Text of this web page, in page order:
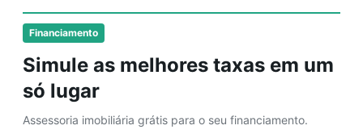
Financiamento
Simule as melhores taxas em um
só lugar
Assessoria imobiliária grátis para o seu financiamento.